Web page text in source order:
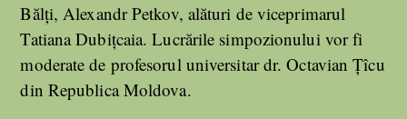
Bălți, Alexandr Petkov, alături de viceprimarul
Tatiana Dubițcaia. Lucrările simpozionului vor fi
moderate de profesorul universitar dr. Octavian Țîcu
din Republica Moldova.